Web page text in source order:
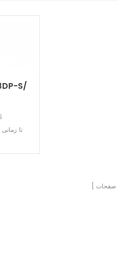
S/
تا
صفحات